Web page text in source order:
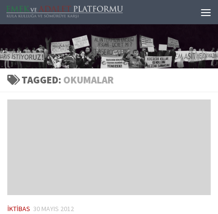
Skip to content
TAGGED: OKUMALAR
İKTIBAS 30 MAYIS 2012